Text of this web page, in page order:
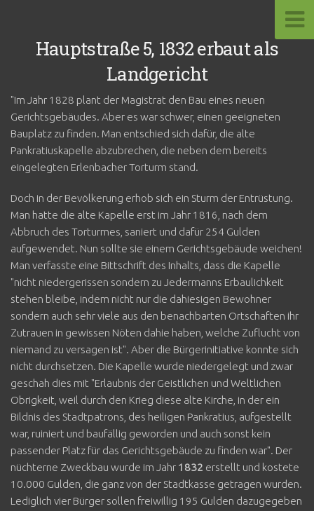
Hauptstraße 5, 1832 erbaut als
Landgericht
"Im Jahr 1828 plant der Magistrat den Bau eines neuen
Gerichtsgebäudes. Aber es war schwer, einen geeigneten
Bauplatz zu finden. Man entschied sich dafür, die alte
Pankratiuskapelle abzubrechen, die neben dem bereits
eingelegten Erlenbacher Torturm stand.
Doch in der Bevölkerung erhob sich ein Sturm der Entrüstung.
Man hatte die alte Kapelle erst im Jahr 1816, nach dem
Abbruch des Torturmes, saniert und dafür 254 Gulden
aufgewendet. Nun sollte sie einem Gerichtsgebäude weichen!
Man verfasste eine Bittschrift des Inhalts, dass die Kapelle
"nicht niedergerissen sondern zu Jedermanns Erbaulichkeit
stehen bleibe, indem nicht nur die dahiesigen Bewohner
sondern auch sehr viele aus den benachbarten Ortschaften ihr
Zutrauen in gewissen Nöten dahie haben, welche Zuflucht von
niemand zu versagen ist". Aber die Bürgerinitiative konnte sich
nicht durchsetzen. Die Kapelle wurde niedergelegt und zwar
geschah dies mit "Erlaubnis der Geistlichen und Weltlichen
Obrigkeit, weil durch den Krieg diese alte Kirche, in der ein
Bildnis des Stadtpatrons, des heiligen Pankratius, aufgestellt
war, ruiniert und baufällig geworden und auch sonst kein
passender Platz für das Gerichtsgebäude zu finden war". Der
nüchterne Zweckbau wurde im Jahr 1832 erstellt und kostete
10.000 Gulden, die ganz von der Stadtkasse getragen wurden.
Lediglich vier Bürger sollen freiwillig 195 Gulden dazugegeben